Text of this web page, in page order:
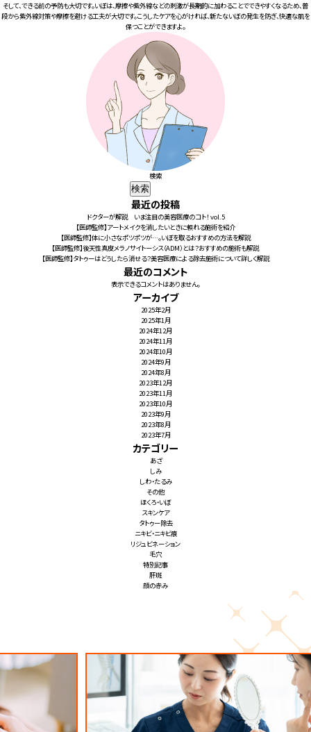
そして、できる前の予防も大切です。いぼは、摩擦や紫外線などの刺激が長期的に加わることでできやすくなるため、普
段から紫外線対策や摩擦を避ける工夫が大切です。こうしたケアを心がければ、新たないぼの発生を防ぎ、快適な肌を
保つことができますよ。
検索
検索
最近の投稿
ドクターが解説 いま注目の美容医療のコト！ vol.5
【医師監修】アートメイクを消したいときに頼れる施術を紹介
【医師監修】体に小さなポツポツが…。いぼを取るおすすめの方法を解説
【医師監修】後天性真皮メラノサイトーシス（ADM）とは？おすすめの施術も解説
【医師監修】タトゥーはどうしたら消せる？美容医療による除去施術について詳しく解説
最近のコメント
表示できるコメントはありません。
アーカイブ
2025年2月
2025年1月
2024年12月
2024年11月
2024年10月
2024年9月
2024年8月
2023年12月
2023年11月
2023年10月
2023年9月
2023年8月
2023年7月
カテゴリー
あざ
しみ
しわ・たるみ
その他
ほくろ・いぼ
スキンケア
タトゥー除去
ニキビ・ニキビ痕
リジュビネーション
毛穴
特別記事
肝斑
顔の赤み